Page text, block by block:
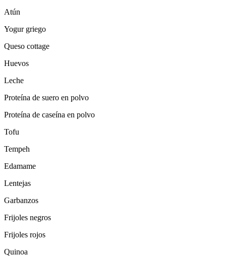
Atún
Yogur griego
Queso cottage
Huevos
Leche
Proteína de suero en polvo
Proteína de caseína en polvo
Tofu
Tempeh
Edamame
Lentejas
Garbanzos
Frijoles negros
Frijoles rojos
Quinoa